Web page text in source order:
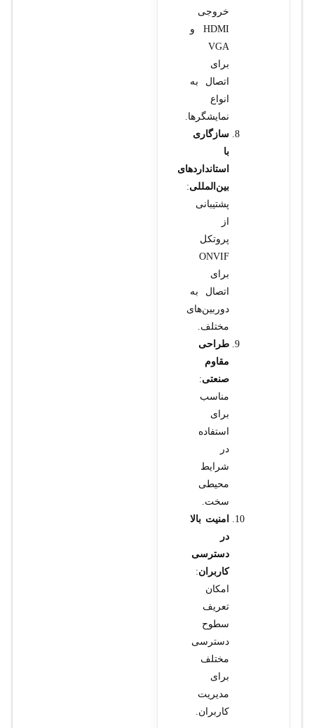
خروجی
HDMI و
VGA
برای
اتصال به
انواع
نمایشگرها.
سازگاری
با
استانداردهای
بین‌المللی:
پشتیبانی
از
پروتکل
ONVIF
برای
اتصال به
دوربین‌های
مختلف.
طراحی
مقاوم
صنعتی:
مناسب
برای
استفاده
در
شرایط
محیطی
سخت.
امنیت بالا
در
دسترسی
کاربران:
امکان
تعریف
سطوح
دسترسی
مختلف
برای
مدیریت
کاربران.